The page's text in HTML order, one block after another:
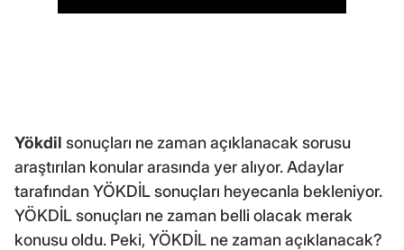
Yökdil sonuçları ne zaman açıklanacak sorusu
araştırılan konular arasında yer alıyor. Adaylar
tarafından YÖKDİL sonuçları heyecanla bekleniyor.
YÖKDİL sonuçları ne zaman belli olacak merak
konusu oldu. Peki, YÖKDİL ne zaman açıklanacak?